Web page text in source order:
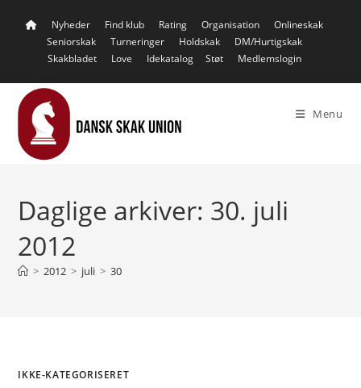
Nyheder Find klub Rating Organisation
Onlineskak
Seniorskak
Turneringer Holdskak
DM/Hurtigskak
Skakbladet
Love Idekatalog Støt Medlemslogin
Menu
Daglige arkiver: 30. juli
2012
> 2012 > juli > 30
IKKE-KATEGORISERET